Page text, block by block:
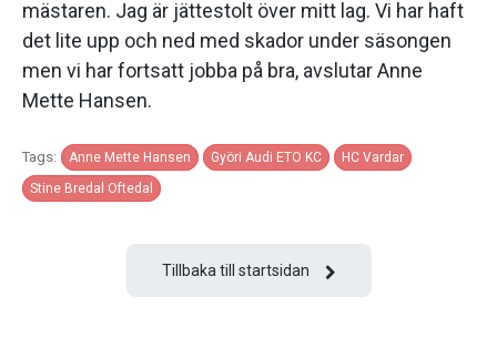
mästaren. Jag är jättestolt över mitt lag. Vi har haft
det lite upp och ned med skador under säsongen
men vi har fortsatt jobba på bra, avslutar Anne
Mette Hansen.
Tags: Anne Mette Hansen Györi Audi ETO KC
HC Vardar
Stine Bredal Oftedal
Tillbaka till startsidan